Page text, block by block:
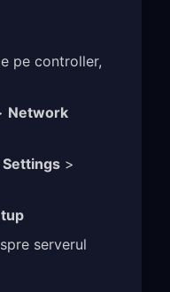
pe controller,
Network
>
serverul